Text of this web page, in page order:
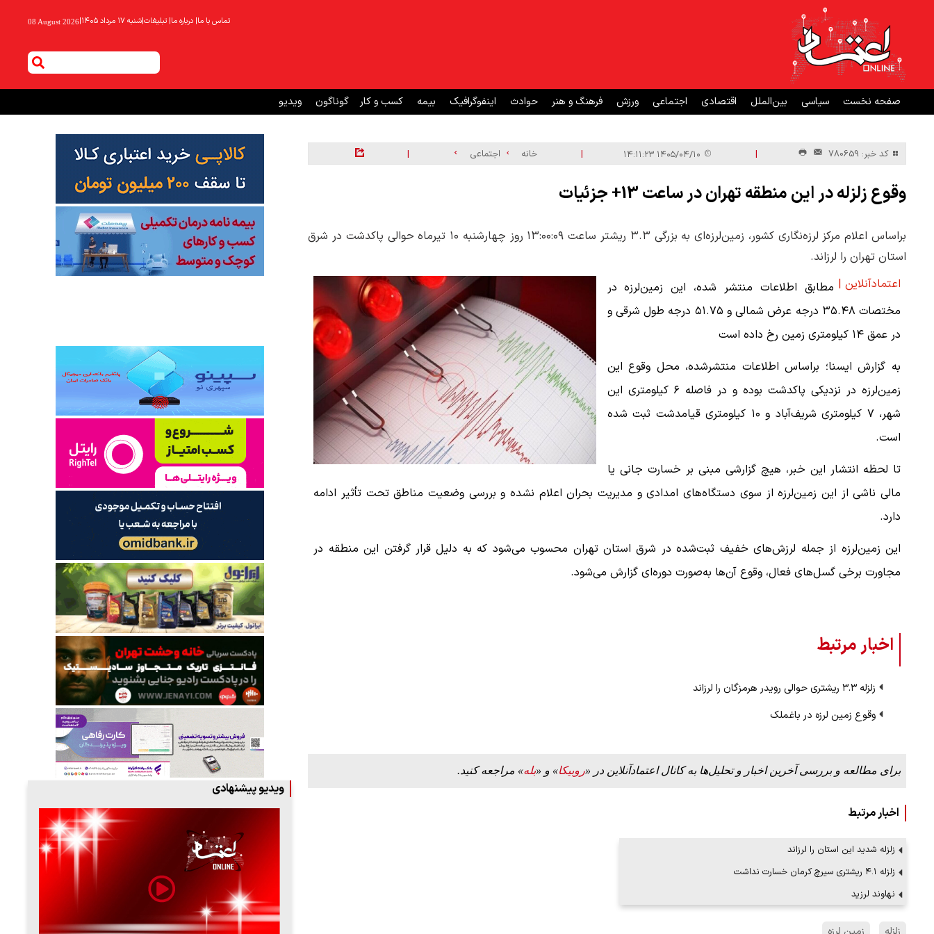
تماس با ما| درباره ما| تبلیغات|شنبه ۱۷ مرداد ۱۴۰۵ |
08 August 2026
صفحه نخست سیاسی بین‌الملل اقتصادی اجتماعی ورزش فرهنگ و هنر حوادث اینفوگرافیک بیمه کسب و کار گوناگون ویدیو
کد خبر: 780659 |
| خانه اجتماعی |
وقوع زلزله در این منطقه تهران در ساعت 13+ جزئیات
براساس اعلام مرکز لرزه‌نگاری کشور، زمین‌لرزه‌ای به بزرگی ۳.۳ ریشتر ساعت ۱۳:۰۰:۰۹ روز چهارشنبه ۱۰ تیرماه حوالی پاکدشت در شرق
استان تهران را لرزاند.
اعتمادآنلاین | مطابق اطلاعات منتشر شده، این زمین‌لرزه در
مختصات ۳۵.۴۸ درجه عرض شمالی و ۵۱.۷۵ درجه طول شرقی و
در عمق ۱۴ کیلومتری زمین رخ داده است
به گزارش ایسنا؛ براساس اطلاعات منتشرشده، محل وقوع این
زمین‌لرزه در نزدیکی پاکدشت بوده و در فاصله ۶ کیلومتری این
شهر، ۷ کیلومتری شریف‌آباد و ۱۰ کیلومتری قیامدشت ثبت شده
است.
تا لحظه انتشار این خبر، هیچ گزارشی مبنی بر خسارت جانی یا
مالی ناشی از این زمین‌لرزه از سوی دستگاه‌های امدادی و مدیریت بحران اعلام نشده و بررسی وضعیت مناطق تحت تأثیر ادامه
دارد.
این زمین‌لرزه از جمله لرزش‌های خفیف ثبت‌شده در شرق استان تهران محسوب می‌شود که به دلیل قرار گرفتن این منطقه در
مجاورت برخی گسل‌های فعال، وقوع آن‌ها به‌صورت دوره‌ای گزارش می‌شود.
اخبار مرتبط
زلزله ۳.۳ ریشتری حوالی رویدر هرمزگان را لرزاند
وقوع زمین لرزه در باغملک
برای مطالعه و بررسی آخرین اخبار و تحلیل‌ها به کانال اعتمادآنلاین در «روبیکا» و «بله» مراجعه کنید.
اخبار مرتبط
زلزله شدید این استان را لرزاند
زلزله ۴.۱ ریشتری سیرچ کرمان خسارت نداشت
نهاوند لرزید
ویدیو پیشنهادی